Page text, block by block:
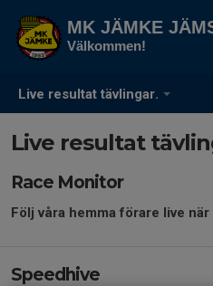
Live resultat tävlingar.
MK JÄMKE
Välkommen!
Live resultat
Race Monitor
Följ våra hemma förare live
Speedhive